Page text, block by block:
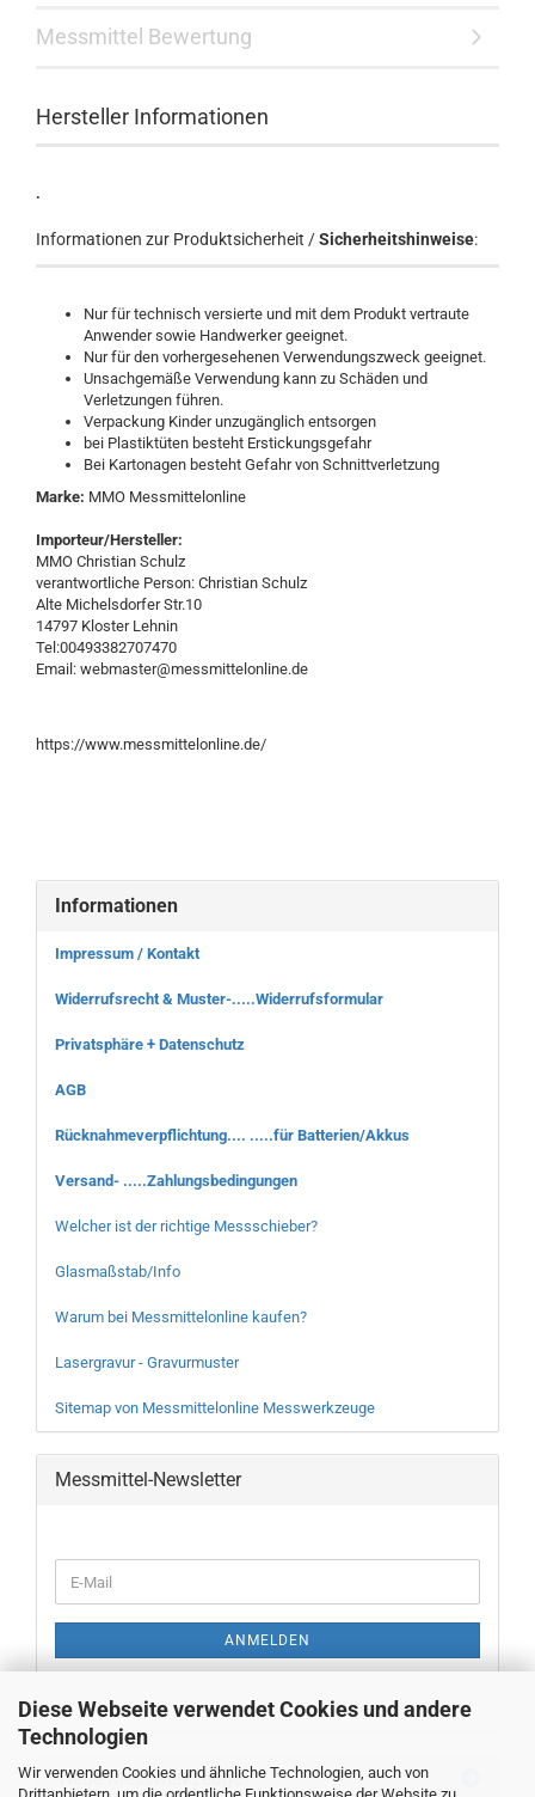
Diese Webseite verwendet Cookies und andere
Technologien
Wir verwenden Cookies und ähnliche Technologien, auch von
Drittanbietern, um die ordentliche Funktionsweise der Website zu
Messmittel Bewertung
Hersteller Informationen
.
Informationen zur Produktsicherheit /Sicherheitshinweise:
Nur für technisch versierte und mit dem Produkt vertraute
Anwender sowie Handwerker geeignet.
Nur für den vorhergesehenen Verwendungszweck geeignet.
Unsachgemäße Verwendung kann zu Schäden und
Verletzungen führen.
Verpackung Kinder unzugänglich entsorgen
bei Plastiktüten besteht Erstickungsgefahr
Bei Kartonagen besteht Gefahr von Schnittverletzung
Marke: MMO Messmittelonline
Importeur/Hersteller:
MMO Christian Schulz
verantwortliche Person: Christian Schulz
Alte Michelsdorfer Str.10
14797 Kloster Lehnin
Tel:00493382707470
Email: webmaster@messmittelonline.de
https://www.messmittelonline.de/
Informationen
Impressum / Kontakt
Widerrufsrecht & Muster-.....Widerrufsformular
Privatsphäre + Datenschutz
AGB
Rücknahmeverpflichtung.... .....für Batterien/Akkus
Versand- .....Zahlungsbedingungen
Welcher ist der richtige Messschieber?
Glasmaßstab/Info
Warum bei Messmittelonline kaufen?
Lasergravur - Gravurmuster
Sitemap von Messmittelonline Messwerkzeuge
Messmittel-Newsletter
ZUR
E-
Mail
ANMELDEN
Neue Messwerkzeuge